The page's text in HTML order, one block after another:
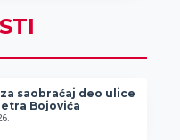
saobraćaj deo ulice
Bojovića